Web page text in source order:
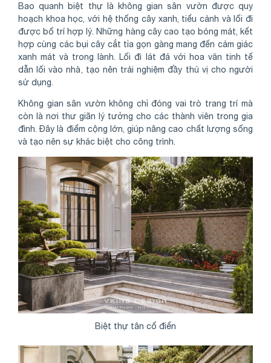
Bao quanh biệt thự là không gian sân vườn được quy
hoạch khoa học, với hệ thống cây xanh, tiểu cảnh và lối đi
được bố trí hợp lý. Những hàng cây cao tạo bóng mát, kết
hợp cùng các bụi cây cắt tỉa gọn gàng mang đến cảm giác
xanh mát và trong lành. Lối đi lát đá với hoa văn tinh tế
dẫn lối vào nhà, tạo nên trải nghiệm đầy thú vị cho người
sử dụng.
Không gian sân vườn không chỉ đóng vai trò trang trí mà
còn là nơi thư giãn lý tưởng cho các thành viên trong gia
đình. Đây là điểm cộng lớn, giúp nâng cao chất lượng sống
và tạo nên sự khác biệt cho công trình.
Biệt thự tân cổ điển